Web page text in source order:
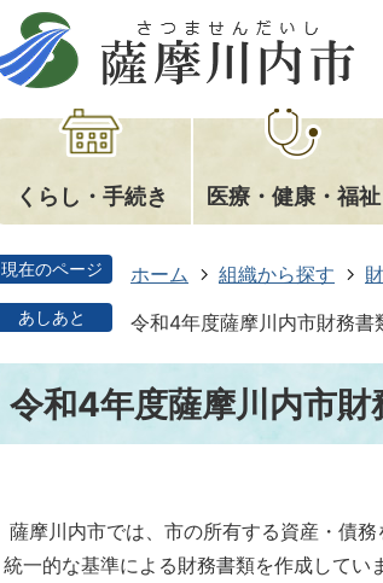
くらし・手続き 医療・健康・福祉
現在のページ ホーム 組織から探す
あしあと 令和4年度薩摩川内市財務書
令和4年度薩摩川内市
薩摩川内市では、市の所有する資産・債
統一的な基準による財務書類を作成してい